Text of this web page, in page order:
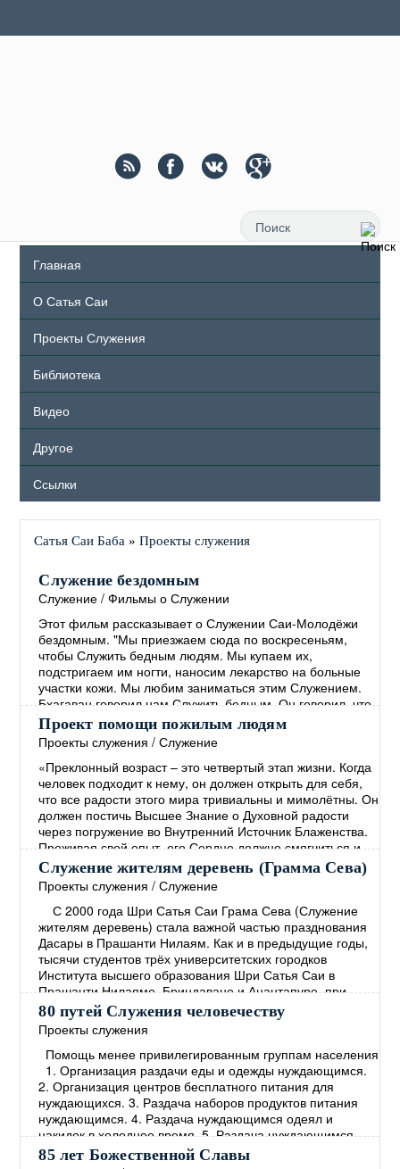
Главная
О Сатья Саи
Проекты Служения
Библиотека
Видео
Другое
Ссылки
Сатья Саи Баба »Проекты служения
Служение бездомным
Служение /Фильмы о Служении
Этот фильм рассказывает о Служении Саи-Молодёжи
бездомным. "Мы приезжаем сюда по воскресеньям,
чтобы Служить бедным людям. Мы купаем их,
подстригаем им ногти, наносим лекарство на больные
участки кожи. Мы любим заниматься этим Служением.
Бхагаван говорил нам Служить бедным. Он говорил, что
руки, занимающиеся Служением, более Святы, чем
губы, произносящие Молитвы. ..."
→
Проект помощи пожилым людям
Проекты служения /Служение
«Преклонный возраст – это четвертый этап жизни. Когда
человек подходит к нему, он должен открыть для себя,
что все радости этого мира тривиальны и мимолётны. Он
должен постичь Высшее Знание о Духовной радости
через погружение во Внутренний Источник Блаженства.
Проживая свой опыт, его Сердце должно смягчиться и
наполниться Состраданием. Человек должен
сосредоточиться на том, чтобы способствовать
прогрессу всех живых существ, не проводя между
Служение жителям деревень (Грамма Сева)
Проекты служения /Служение
С 2000 года Шри Сатья Саи Грама Сева (Служение
жителям деревень) стала важной частью празднования
Дасары в Прашанти Нилаям. Как и в предыдущие годы,
тысячи студентов трёх университетских городков
Института высшего образования Шри Сатья Саи в
Прашанти Нилаяме, Бриндаване и Анантапуре, при
участии учеников Средней школы Шри Сатья Саи в
Прашанти Нилаяме, наряду с персоналом этих учебных
заведений, приняли участие в Грама Севе
80 путей Служения человечеству
Проекты служения
Помощь менее привилегированным группам населения
1. Организация раздачи еды и одежды нуждающимся.
2. Организация центров бесплатного питания для
нуждающихся. 3. Раздача наборов продуктов питания
нуждающимся. 4. Раздача нуждающимся одеял и
накидок в холодное время. 5. Раздача нуждающимся
пищи, богатой протеином. 6. Установление опеки над
85 лет Божественной Славы